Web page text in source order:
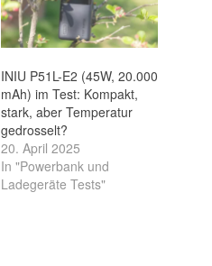
INIU P51L-E2 (45W, 20.000
mAh) im Test: Kompakt,
stark, aber Temperatur
gedrosselt?
20. April 2025
In "Powerbank und
Ladegeräte Tests"